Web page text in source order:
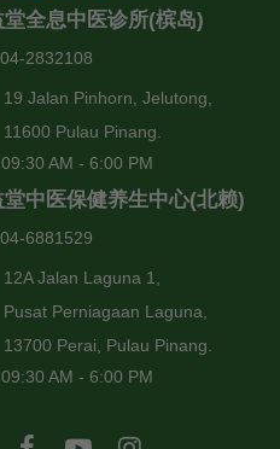
堂全息中医诊所(槟岛)
04-2832108
19 Jalan Pinhorn, Jelutong,
11600 Pulau Pinang.
09:30 AM - 6:00 PM
堂中医保健养生中心(北赖)
04-6881529
12A Jalan Laguna 1,
Pusat Perniagaan Laguna,
13700 Perai, Pulau Pinang.
09:30 AM - 6:00 PM